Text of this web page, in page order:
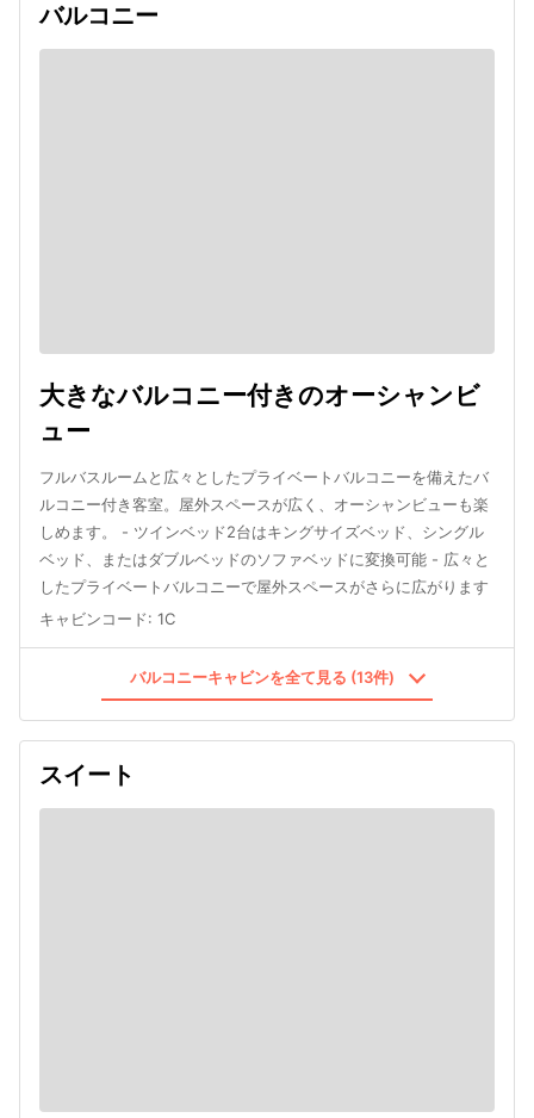
バルコニー
大きなバルコニー付きのオーシャンビ
ュー
フルバスルームと広々としたプライベートバルコニーを備えたバ
ルコニー付き客室。屋外スペースが広く、オーシャンビューも楽
しめます。 - ツインベッド2台はキングサイズベッド、シングル
ベッド、またはダブルベッドのソファベッドに変換可能 - 広々と
したプライベートバルコニーで屋外スペースがさらに広がります
キャビンコード: 1C
バルコニーキャビンを全て見る (13件)
スイート